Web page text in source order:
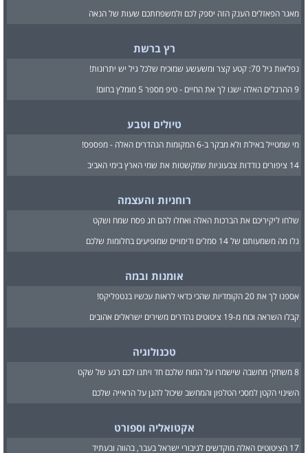
מאגר הפאזלים הענק הזה יספק לכם ולמשפחתכם שעות של הנאה
רץ ברשת
נפלאות גיל 70: קטע קצר ומשעשע שמוכיח שלכל גיל יש יתרונות!
9 ההרגלים האלה ישנו לך את החיים - טיפ מספר 5 מומלץ בחום!
טיולים וטבע
מי שמטייל באילת ולא מבקר ב-6 המקומות הנהדרים האלה - מפספס!
14 ציפורים נודדות צבעוניות שמקשטות את שמי הארץ בימי האביב
רוחניות והעצמה
שלחו ליקיריכם את הברכות האלה ואחלו להם חג פסח שמח ושקט
גלו מה משמעותם של 14 סמלים ודימויים שמופיעים בחלומות שלכם
אומנות ובמה
אספנו לך את 20 הקומדיות שהכי כדאי לראות עכשיו בנטפליקס!
קבלו השראה וכוח מ-19 ציטוטים נהדרים משירים ישראלים אהובים
טכנולוגיה
8 משחקי מחשבה שישמרו על המוח שלכם חד ויתנו לכם רגע של שקט
השינוי הקטן למסכי הטלפון והמחשב שיכול להגן על הראייה שלכם
אקטואליה וספורט
17 הציטוטים האלה מוקדשים לגיבורי ישראל בעבר, בהווה ובעתיד